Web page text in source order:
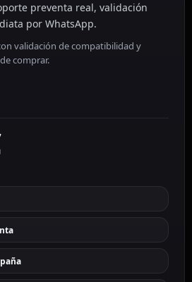
preventa real, validación
por WhatsApp.
validación de compatibilidad y
comprar.